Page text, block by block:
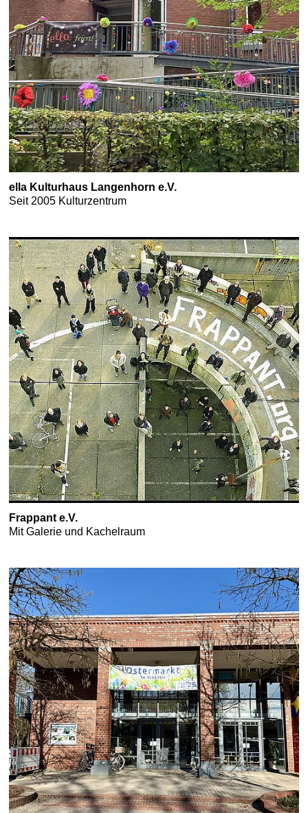
ella Kulturhaus Langenhorn e.V.
Seit 2005 Kulturzentrum
Frappant e.V.
Mit Galerie und Kachelraum